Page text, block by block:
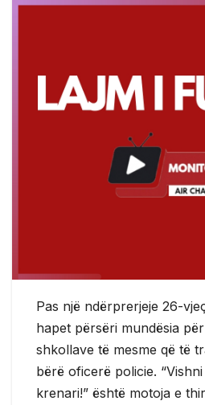
Pas një ndërprerjeje 26-
hapet përsëri mundësia
shkollave të mesme që të
bërë oficerë policie.
krenari!” është motoja e